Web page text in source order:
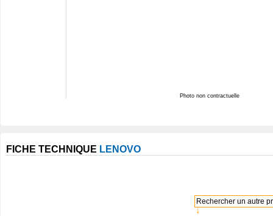
Photo non contractuelle
FICHE TECHNIQUE LENOVO
↓
Rechercher un autre